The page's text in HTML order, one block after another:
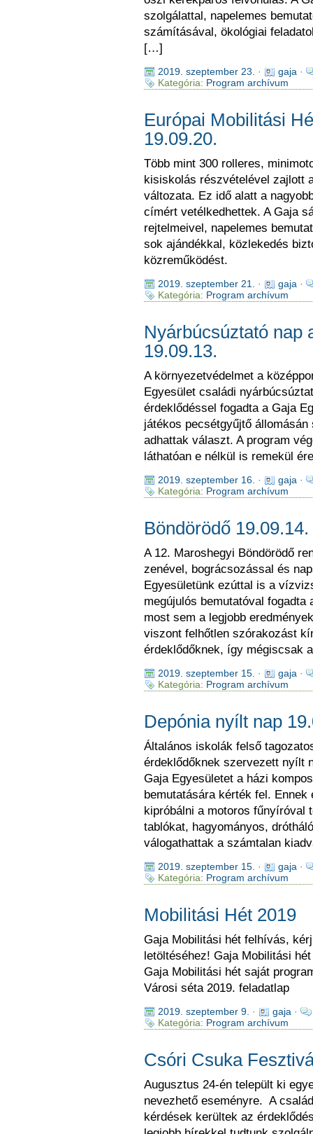
szolgálattal, napelemes
számításával, ökológiai
[…]
2019. szeptember 23. · gaja ·
Kategória: Program archívum
Európai Mobilitási
19.09.20.
Több mint 300 rolleres,
kisiskolás részvételével zajlott
változata. Ez idő alatt a
címért vetélkedhettek. A Gaja
rejtelmeivel, napelemes
sok ajándékkal, közlekedés
közreműködést.
2019. szeptember 21. · gaja ·
Kategória: Program archívum
Nyárbúcsúztató nap
19.09.13.
A környezetvédelmet a
Egyesület családi
érdeklődéssel fogadta a Gaja
játékos pecsétgyűjtő
adhattak választ. A program
láthatóan e nélkül is remekül
2019. szeptember 16. · gaja ·
Kategória: Program archívum
Böndörödő 19.09.14.
A 12. Maroshegyi Böndörödő
zenével, bográcsozással és
Egyesületünk ezúttal is a
megújulós bemutatóval
most sem a legjobb
viszont felhőtlen szórakozást
érdeklődőknek, így mégiscsak
2019. szeptember 15. · gaja ·
Kategória: Program archívum
Depónia nyílt nap
Általános iskolák felső
érdeklődőknek szervezett nyílt
Gaja Egyesületet a házi
bemutatására kérték fel.
kipróbálni a motoros fűnyíróval
tablókat, hagyományos,
válogathattak a számtalan
2019. szeptember 15. · gaja ·
Kategória: Program archívum
Mobilitási Hét 2019
Gaja Mobilitási hét felhívás,
letöltéséhez! Gaja Mobilitási
Gaja Mobilitási hét saját
Városi séta 2019. feladatlap
2019. szeptember 9. · gaja ·
Kategória: Program archívum
Csóri Csuka
Augusztus 24-én települt ki
nevezhető eseményre. A
kérdések kerültek az